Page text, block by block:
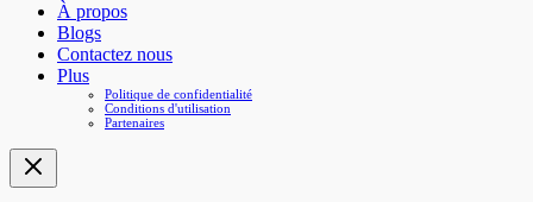
À propos
Blogs
Contactez nous
Plus
Politique de confidentialité
Conditions d'utilisation
Partenaires